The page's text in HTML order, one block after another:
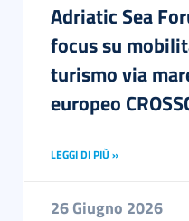
Adriatic Sea
focus su
turismo via
europeo
LEGGI DI PIÙ »
26 Giugno 2026